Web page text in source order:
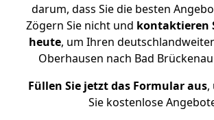
darum, dass Sie die besten
Zögern Sie nicht und kontaktieren
heute, um Ihren
Oberhausen nach Bad
Füllen Sie jetzt das Formular aus,
Sie kostenlose